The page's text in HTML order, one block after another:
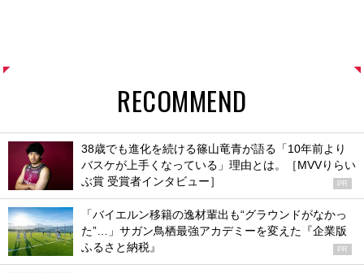
RECOMMEND
38歳でも進化を続ける篠山竜青が語る「10年前より
バスケが上手くなっている」理由とは。［MVVりらい
ぶ賞 受賞者インタビュー］
PR
「バイエルン移籍の逸材輩出も“グラウンドがなかっ
た”…」サガン鳥栖最強アカデミーを変えた『企業版
ふるさと納税』
PR